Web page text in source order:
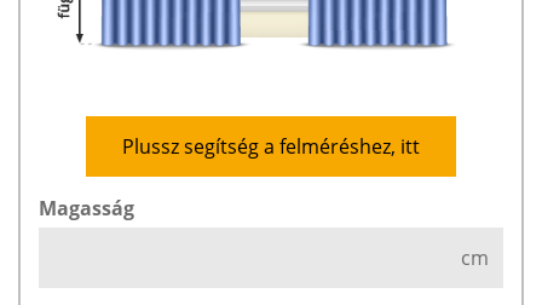
Plussz segítség a felméréshez, itt
Magasság
cm